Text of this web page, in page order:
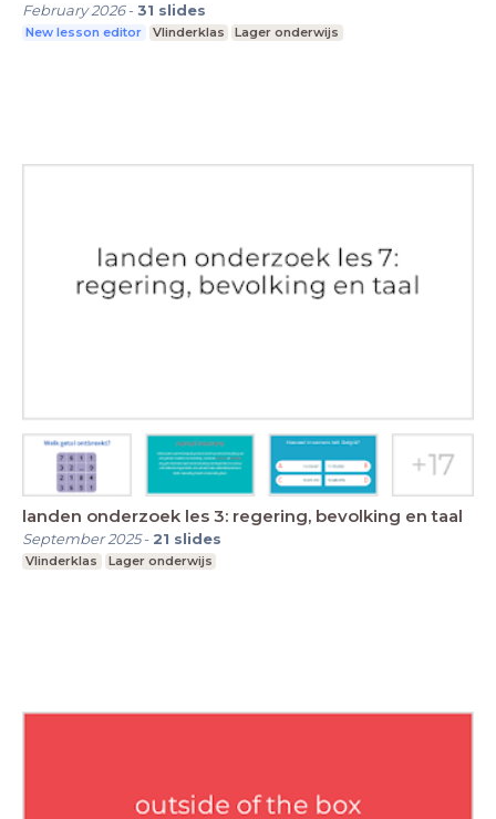
February 2026-31 slides
New lesson editor Vlinderklas Lager onderwijs
landen onderzoek les 3: regering, bevolking en taal
September 2025- 21 slides
Vlinderklas Lager onderwijs